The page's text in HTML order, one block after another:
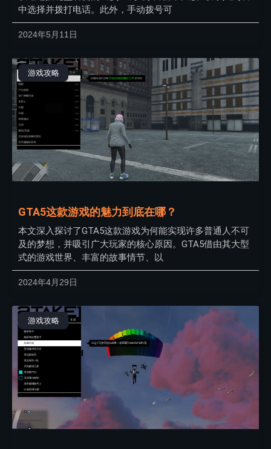
中选择并拨打电话。此外，手动拨号可
2024年5月11日
游戏攻略
GTA5这款游戏的魅力到底在哪？
本文深入探讨了GTA5这款游戏为何能实现许多普通人不可
及的梦想，并吸引广大玩家的核心原因。GTA5借由其大型
式的游戏世界、丰富的故事情节、以
2024年4月29日
游戏攻略